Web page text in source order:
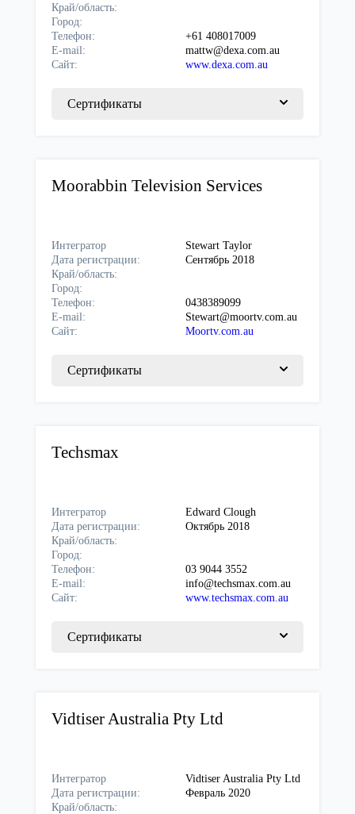
Край/область:
Город:
Телефон:
+61 408017009
E-mail:
mattw@dexa.com.au
Сайт:
www.dexa.com.au
Сертификаты
Moorabbin Television Services
Интегратор
Stewart Taylor
Дата регистрации:
Сентябрь 2018
Край/область:
Город:
Телефон:
0438389099
E-mail:
Stewart@moortv.com.au
Сайт:
Moortv.com.au
Сертификаты
Techsmax
Интегратор
Edward Clough
Дата регистрации:
Октябрь 2018
Край/область:
Город:
Телефон:
03 9044 3552
E-mail:
info@techsmax.com.au
Сайт:
www.techsmax.com.au
Сертификаты
Vidtiser Australia Pty Ltd
Интегратор
Vidtiser Australia Pty Ltd
Дата регистрации:
Февраль 2020
Край/область: